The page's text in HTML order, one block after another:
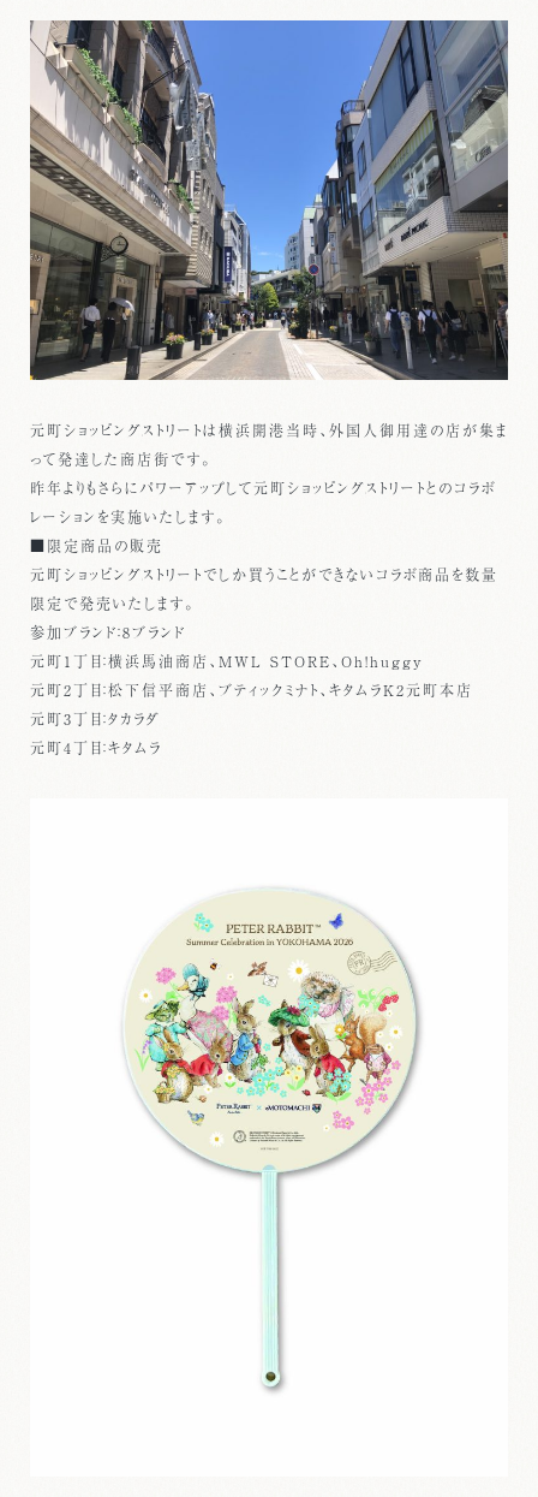
元町ショッピングストリートは横浜開港当時、外国人御用達の店が集ま
って発達した商店街です。
昨年よりもさらにパワーアップして元町ショッピングストリートとのコラボ
レーションを実施いたします。
■限定商品の販売
元町ショッピングストリートでしか買うことができないコラボ商品を数量
限定で発売いたします。
参加ブランド：8ブランド
元町1丁目：横浜馬油商店、MWL STORE、Oh!huggy
元町2丁目：松下信平商店、ブティックミナト、キタムラK2元町本店
元町3丁目：タカラダ
元町4丁目：キタムラ